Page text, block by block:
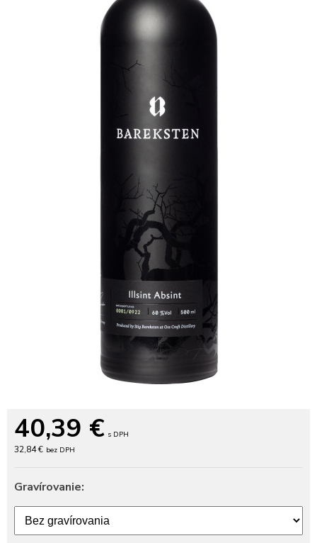
40,39 € s DPH
32,84 € bez DPH
Gravírovanie: